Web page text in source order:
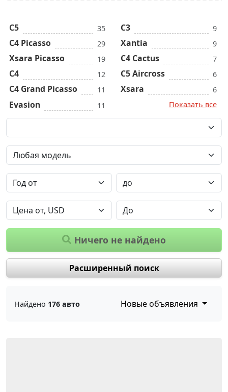
C5 35
C4 Picasso 29
Xsara Picasso 19
C4 12
C4 Grand Picasso 11
Evasion 11
C3 9
Xantia 9
C4 Cactus 7
C5 Aircross 6
Xsara
6
Показать все
Ничего не найдено
Расширенный поиск
Найдено 176 авто Новые объявления